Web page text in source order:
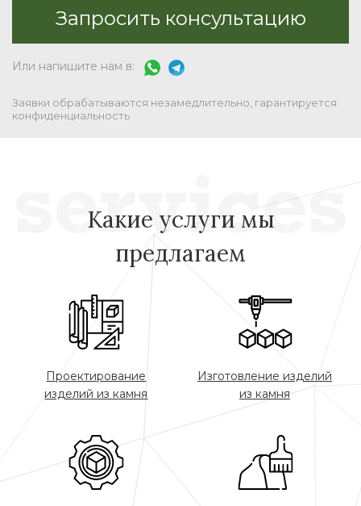
Или напишите нам в:
Заявки обрабатываются незамедлительно, гарантируется
конфиденциальность
Какие услуги мы
предлагаем
Проектирование
изделий из камня
Изготовление изделий
из камня